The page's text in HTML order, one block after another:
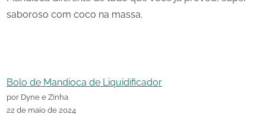
saboroso com coco na massa.
Bolo de Mandioca de Liquidificador
por Dyne e Zinha
22 de maio de 2024